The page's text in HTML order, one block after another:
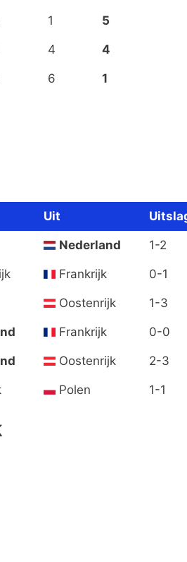
1 5
4 4
6 1
Uit
Nederland 1-2
Frankrijk 0-1
Oostenrijk 1-3
Frankrijk 0-0
Oostenrijk 2-3
Polen 1-1